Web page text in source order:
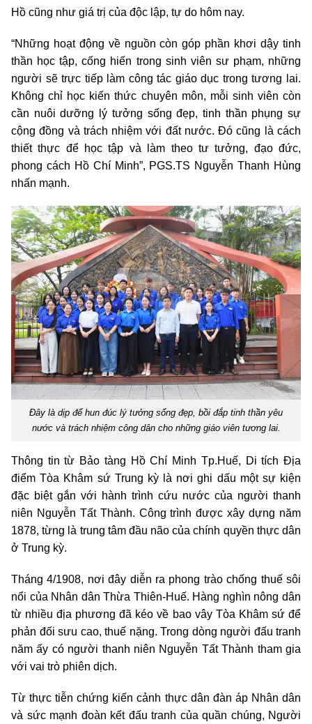
Hồ cũng như giá trị của độc lập, tự do hôm nay.
“Những hoạt động về nguồn còn góp phần khơi dậy tinh
thần học tập, cống hiến trong sinh viên sư phạm, những
người sẽ trực tiếp làm công tác giáo dục trong tương lai.
Không chỉ học kiến thức chuyên môn, mỗi sinh viên còn
cần nuôi dưỡng lý tưởng sống đẹp, tinh thần phụng sự
cộng đồng và trách nhiệm với đất nước. Đó cũng là cách
thiết thực để học tập và làm theo tư tưởng, đạo đức,
phong cách Hồ Chí Minh”, PGS.TS Nguyễn Thanh Hùng
nhấn mạnh.
Đây là dịp để hun đúc lý tưởng sống đẹp, bồi đắp tinh thần yêu
nước và trách nhiệm công dân cho những giáo viên tương lai.
Thông tin từ Bảo tàng Hồ Chí Minh Tp.Huế, Di tích Địa
điểm Tòa Khâm sứ Trung kỳ là nơi ghi dấu một sự kiện
đặc biệt gắn với hành trình cứu nước của người thanh
niên Nguyễn Tất Thành. Công trình được xây dựng năm
1878, từng là trung tâm đầu não của chính quyền thực dân
ở Trung kỳ.
Tháng 4/1908, nơi đây diễn ra phong trào chống thuế sôi
nổi của Nhân dân Thừa Thiên-Huế. Hàng nghìn nông dân
từ nhiều địa phương đã kéo về bao vây Tòa Khâm sứ để
phản đối sưu cao, thuế nặng. Trong dòng người đấu tranh
năm ấy có người thanh niên Nguyễn Tất Thành tham gia
với vai trò phiên dịch.
Từ thực tiễn chứng kiến cảnh thực dân đàn áp Nhân dân
và sức mạnh đoàn kết đấu tranh của quần chúng, Người